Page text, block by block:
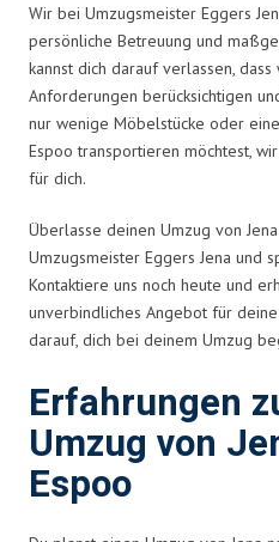
Wir bei Umzugsmeister Eggers
persönliche Betreuung und
kannst dich darauf verlassen,
Anforderungen berücksichtigen
nur wenige Möbelstücke oder
Espoo transportieren möchtest,
für dich.
Überlasse deinen Umzug von
Umzugsmeister Eggers Jena und
Kontaktiere uns noch heute und
unverbindliches Angebot für
darauf, dich bei deinem Umzug
Erfahrungen
Umzug von
Espoo